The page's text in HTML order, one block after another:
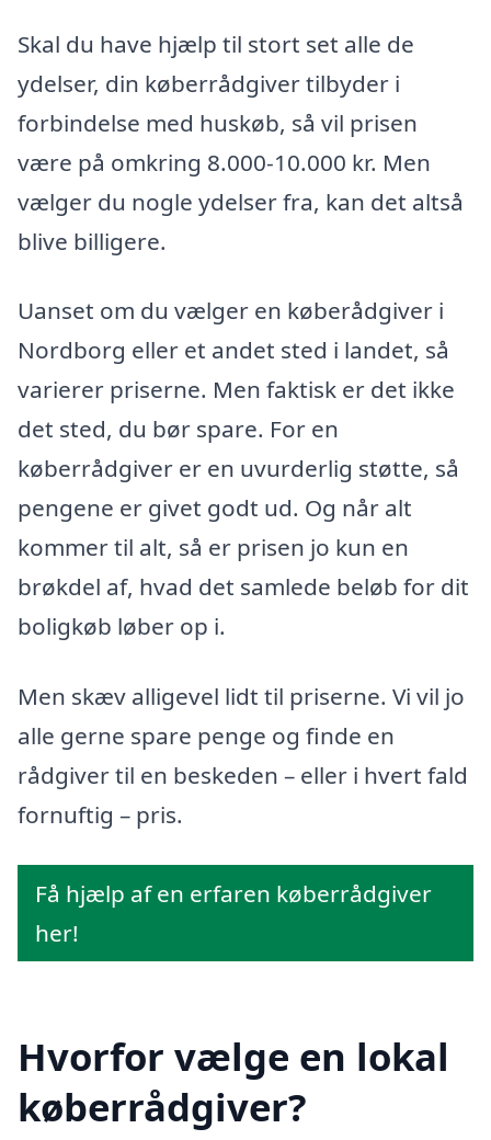
Skal du have hjælp til stort set alle de
ydelser, din køberrådgiver tilbyder i
forbindelse med huskøb, så vil prisen
være på omkring 8.000-10.000 kr. Men
vælger du nogle ydelser fra, kan det altså
blive billigere.
Uanset om du vælger en køberådgiver i
Nordborg eller et andet sted i landet, så
varierer priserne. Men faktisk er det ikke
det sted, du bør spare. For en
køberrådgiver er en uvurderlig støtte, så
pengene er givet godt ud. Og når alt
kommer til alt, så er prisen jo kun en
brøkdel af, hvad det samlede beløb for dit
boligkøb løber op i.
Men skæv alligevel lidt til priserne. Vi vil jo
alle gerne spare penge og finde en
rådgiver til en beskeden – eller i hvert fald
fornuftig – pris.
Få hjælp af en erfaren køberrådgiver
her!
Hvorfor vælge en lokal
køberrådgiver?